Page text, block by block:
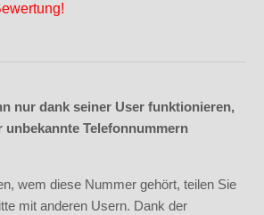
nur dank seiner User funktionieren,
unbekannte Telefonnummern
wem diese Nummer gehört, teilen Sie
mit anderen Usern. Dank der